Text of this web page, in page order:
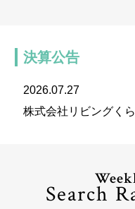
決算公告
2026.07.27
株式会社リビングく
Search